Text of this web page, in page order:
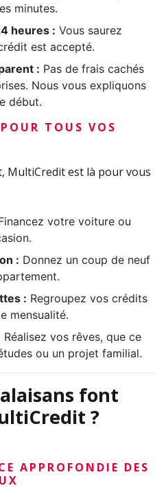
minutes.
heures : Vous saurez
est accepté.
: Pas de frais cachés
Nous vous expliquons
début.
TOUS VOS
MultiCredit est là pour vous
votre voiture ou
: Donnez un coup de neuf
: Regroupez vos crédits
mensualité.
Réalisez vos rêves, que ce
ou un projet familial.
font
?
APPROFONDIE DES